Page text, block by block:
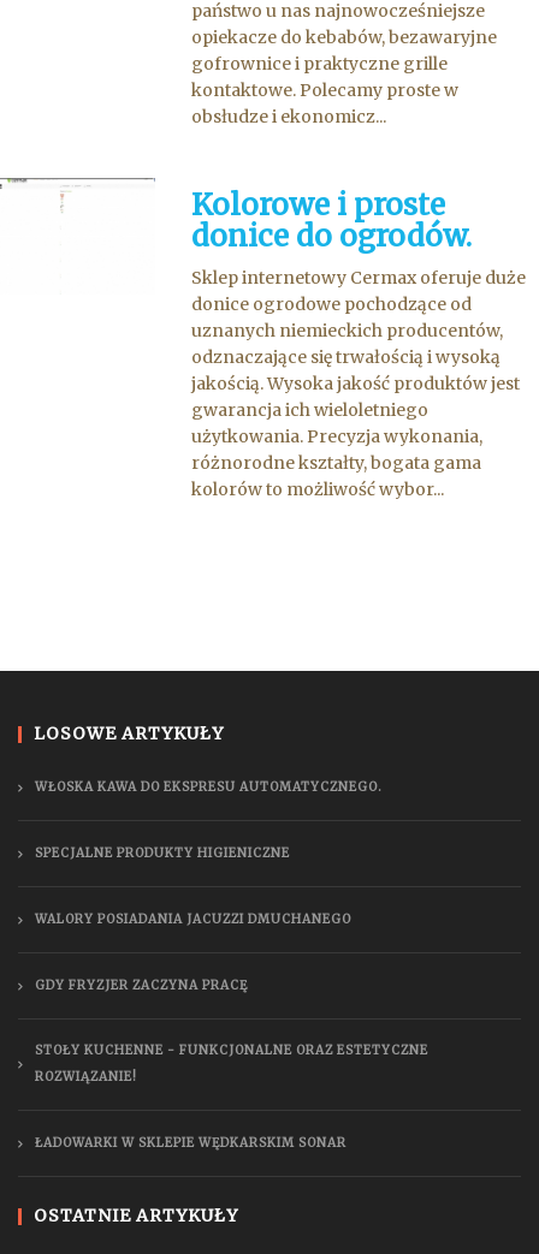
państwo u nas najnowocześniejsze
opiekacze do kebabów, bezawaryjne
gofrownice i praktyczne grille
kontaktowe. Polecamy proste w
obsłudze i ekonomicz...
Kolorowe i proste
donice do ogrodów.
Sklep internetowy Cermax oferuje duże
donice ogrodowe pochodzące od
uznanych niemieckich producentów,
odznaczające się trwałością i wysoką
jakością. Wysoka jakość produktów jest
gwarancja ich wieloletniego
użytkowania. Precyzja wykonania,
różnorodne kształty, bogata gama
kolorów to możliwość wybor...
LOSOWE ARTYKUŁY
WŁOSKA KAWA DO EKSPRESU AUTOMATYCZNEGO.
SPECJALNE PRODUKTY HIGIENICZNE
WALORY POSIADANIA JACUZZI DMUCHANEGO
GDY FRYZJER ZACZYNA PRACĘ
STOŁY KUCHENNE - FUNKCJONALNE ORAZ ESTETYCZNE
ROZWIĄZANIE!
ŁADOWARKI W SKLEPIE WĘDKARSKIM SONAR
OSTATNIE ARTYKUŁY